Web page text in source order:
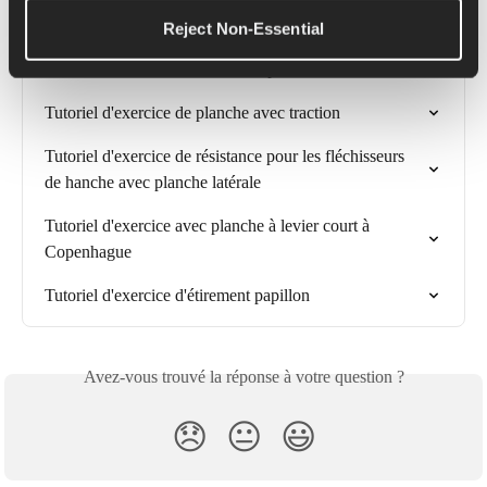
Reject Non-Essential
Articles connexes
Tutoriel d'exercice de planche avec traction
Tutoriel d'exercice de résistance pour les fléchisseurs
de hanche avec planche latérale
Tutoriel d'exercice avec planche à levier court à
Copenhague
Tutoriel d'exercice d'étirement papillon
Avez-vous trouvé la réponse à votre question ?
😞 😐 😃